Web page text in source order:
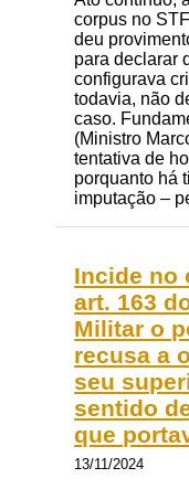
corpus no
deu
para declarar
configurava
todavia, não
caso.
(Ministro
tentativa de
porquanto há
imputação –
Incide no
art. 163
Militar o
recusa a
seu
sentido
que
13/11/2024